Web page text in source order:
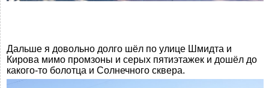
Дальше я довольно долго шёл по улице Шмидта и
Кирова мимо промзоны и серых пятиэтажек и дошёл до
какого-то болотца и Солнечного сквера.